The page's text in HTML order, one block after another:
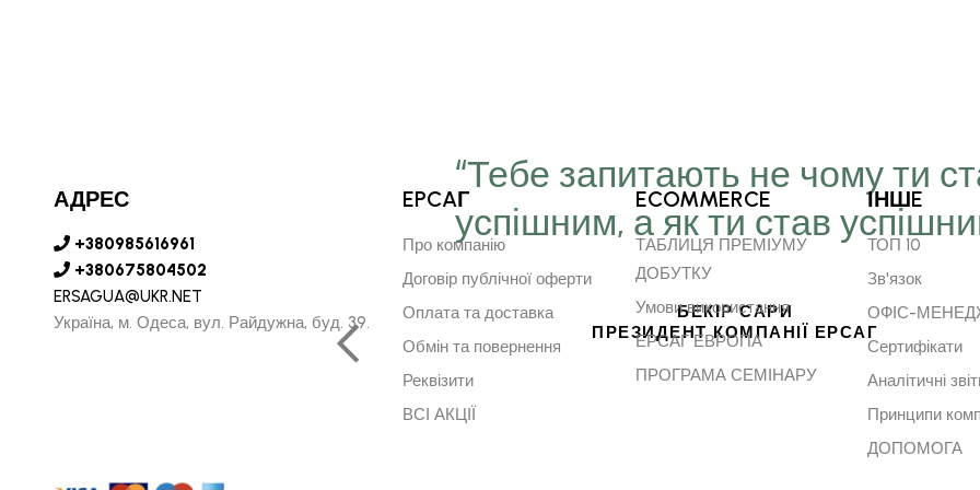
в далечину та
за ним"
“Тебе запитають не чому ти
успішним, а як ти став
БЕКІР САРИ
ПРЕЗИДЕНТ КОМПАНІЇ ЕРСАГ
АДРЕС
+380985616961
+380675804502
ERSAGUA@UKR.NET
Україна, м. Одеса, вул. Райдужна, буд. 39.
EPCAГ
Про компанію
Договір публічної оферти
Оплата та доставка
Обмін та повернення
Реквізити
ВСІ АКЦІЇ
ECOMMERCE
ТАБЛИЦЯ ПРЕМІУМУ
ДОБУТКУ
Умови використання
ЕРСАГ ЕВРОПА
ПРОГРАМА СЕМІНАРУ
ІНШE
ТОП 10
Зв'язок
ОФІС-
Сертифікати
Аналітичні
Принципи
ДОПОМОГА